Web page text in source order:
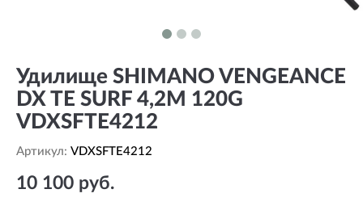
Удилище SHIMANO VENGEANCE
DX TE SURF 4,2M 120G
VDXSFTE4212
Артикул: VDXSFTE4212
10 100 руб.